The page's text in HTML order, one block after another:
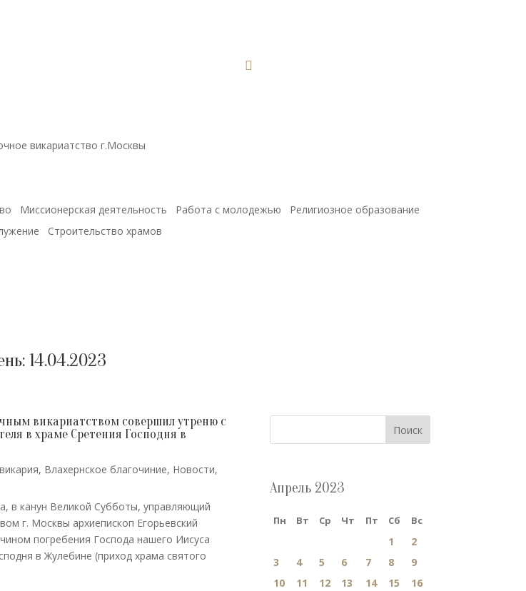

викариатство г.Москвы
Миссионерская деятельность Работа с молодежью
Религиозное образование
Строительство храмов
14.04.2023
викариатством совершил утреню с
в храме Сретения Господня в
, Влахернское благочиние, Новости,
в канун Великой Субботы, управляющий
г. Москвы архиепископ Егорьевский
погребения Господа нашего Иисуса
в Жулебине (приход храма святого
Поиск
Апрель 2023
Пн Вт Ср Чт Пт Сб Вс
1
2
3
4 5 6 7 8
9
10
11 12 13 14 15
16